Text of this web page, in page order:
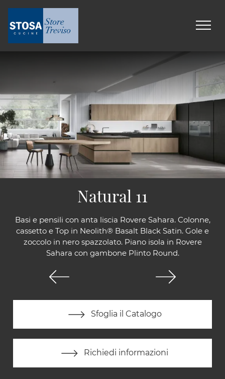
Basi e pensili con anta liscia Rovere Sahara. Colonne,
cassetto e Top in Neolith® Basalt Black Satin. Gole e
zoccolo in nero spazzolato. Piano isola in Rovere
Sahara con gambone Plinto Round.
Sfoglia il Catalogo
Richiedi informazioni
Natural 11